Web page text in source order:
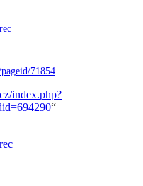
71854
index.php?
“